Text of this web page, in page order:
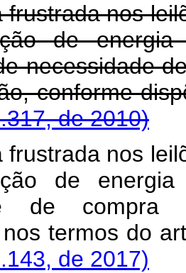
frustrada nos
de
necessidade
de 2010)
frustrada nos
de
de compra
termos do
de 2017)